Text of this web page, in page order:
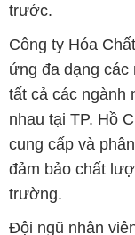
nhau tại TP. Hồ
cung cấp và
đảm bảo chất
trường.
Đội ngũ nhân
giàu kinh
chất. Chúng tôi
trợ chuyên
phù hợp nhất.